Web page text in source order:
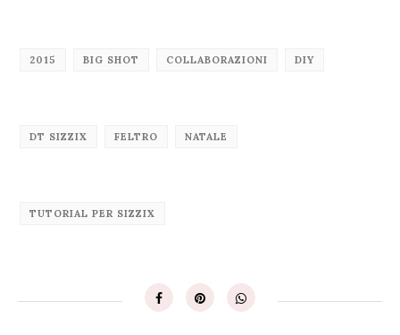
2015 BIG SHOT COLLABORAZIONI DIY
DT SIZZIX FELTRO NATALE
TUTORIAL PER SIZZIX